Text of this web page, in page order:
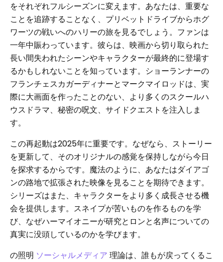
をそれぞれフルシーズンに変えます。あなたは、重要な
ことを追跡することなく、プリベットドライブからホグ
ワーツの戦いへのハリーの旅を見るでしょう。ファンは
一年中賑わっています。彼らは、映画から切り取られた
長い間失われたシーンやキャラクターが最終的に登場す
るかもしれないことを知っています。ショーランナーの
フランチェスカガーディナーとマークマイロッドは、実
際に大画面を作ったことのない、より多くのスクールハ
ウスドラマ、秘密の呪文、サイドクエストを注入しま
す。
この再起動は2025年に重要です。なぜなら、ストーリー
を更新して、そのオリジナルの感覚を保持しながら今日
を探求するからです。魔法のように、あなたはダイアゴ
ンの路地で拡張された映像を見ることを期待できます。
シリーズはまた、キャラクターをより多く成長させる機
会を提供します。スネイプが苦いものを作るものを学
び、なぜハーマイオニーが研究とロンと名声についての
真実に没頭しているのかを学びます。
の照明 ソーシャルメディア 理論は、誰もが戻ってくるこ